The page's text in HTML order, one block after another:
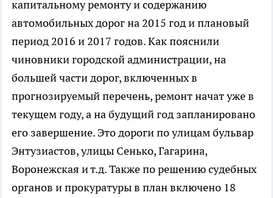
капитальному ремонту и содержанию
автомобильных дорог на 2015 год и плановый
период 2016 и 2017 годов. Как пояснили
чиновники городской администрации, на
большей части дорог, включенных в
прогнозируемый перечень, ремонт начат уже в
текущем году, а на будущий год запланировано
его завершение. Это дороги по улицам бульвар
Энтузиастов, улицы Сенько, Гагарина,
Воронежская и т.д. Также по решению судебных
органов и прокуратуры в план включено 18